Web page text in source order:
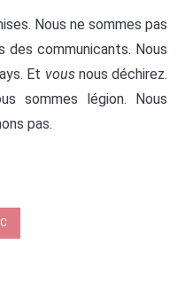
Nous ne sommes pas
des communicants. Nous
Et vousnous déchirez.
sommes légion. Nous
pas.